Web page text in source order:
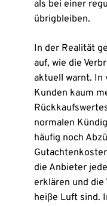
als bei einer
übrigbleiben.
In der Realität
auf, wie die
aktuell warnt. In
Kunden kaum
normalen
häufig noch
die Anbieter
erklären und die
heiße Luft sind.